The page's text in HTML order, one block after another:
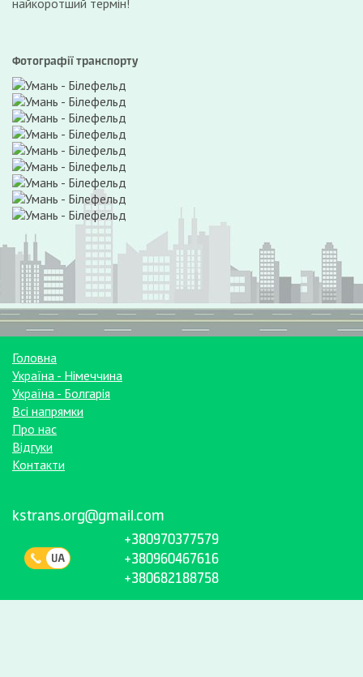
найкоротший термін!
Фотографії транспорту
Головна
Україна - Німеччина
Україна - Болгарія
Всі напрямки
Про нас
Відгуки
Контакти
kstrans.org@gmail.com
+380970377579
+380960467616
+380682188758